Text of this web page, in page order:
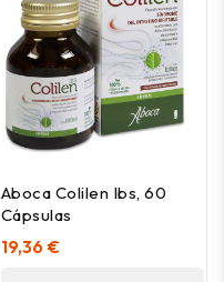
Aboca Colilen Ibs, 60
Cápsulas
19,36 €